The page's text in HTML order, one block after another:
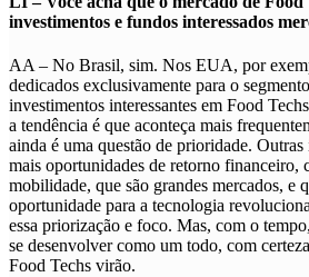
investimentos e fundos interessados
AA – No Brasil, sim. Nos EUA, por
dedicados exclusivamente para o
investimentos interessantes em Food
a tendência é que aconteça mais
ainda é uma questão de prioridade. Outras
mais oportunidades de retorno financeiro,
mobilidade, que são grandes mercados, e
oportunidade para a tecnologia
essa priorização e foco. Mas, com o
se desenvolver como um todo, com
Food Techs virão.